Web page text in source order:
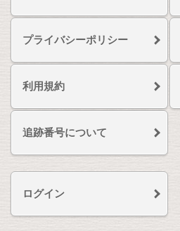
プライバシーポリシー
利用規約
追跡番号について
ログイン